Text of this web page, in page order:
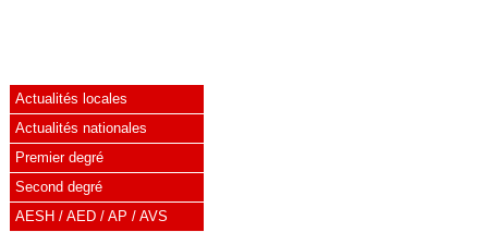
Actualités locales
Actualités nationales
Premier degré
Second degré
AESH / AED / AP / AVS